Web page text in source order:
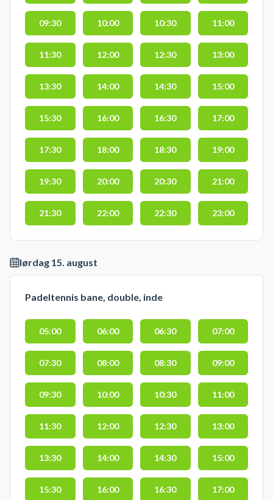
09:30 10:00 10:30 11:00
11:30 12:00 12:30 13:00
13:30 14:00 14:30 15:00
15:30 16:00 16:30 17:00
17:30 18:00 18:30 19:00
19:30 20:00 20:30 21:00
21:30 22:00 22:30 23:00
lørdag 15. august
Padeltennis bane, double, inde
05:00 06:00 06:30 07:00
07:30 08:00 08:30 09:00
09:30 10:00 10:30 11:00
11:30 12:00 12:30 13:00
13:30 14:00 14:30 15:00
15:30 16:00 16:30 17:00